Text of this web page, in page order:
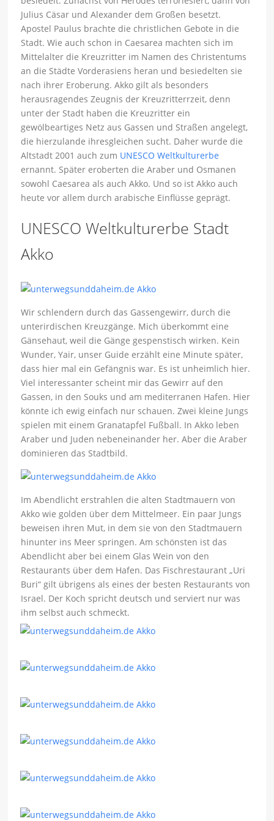
Julius Cäsar und Alexander dem Großen besetzt.
Apostel Paulus brachte die christlichen Gebote in die
Stadt. Wie auch schon in Caesarea machten sich im
Mittelalter die Kreuzritter im Namen des Christentums
an die Städte Vorderasiens heran und besiedelten sie
nach ihrer Eroberung. Akko gilt als besonders
herausragendes Zeugnis der Kreuzritterrzeit, denn
unter der Stadt haben die Kreuzritter ein
gewölbeartiges Netz aus Gassen und Straßen angelegt,
die hierzulande ihresgleichen sucht. Daher wurde die
Altstadt 2001 auch zum UNESCO Weltkulturerbe
ernannt. Später eroberten die Araber und Osmanen
sowohl Caesarea als auch Akko. Und so ist Akko auch
heute vor allem durch arabische Einflüsse geprägt.
UNESCO Weltkulturerbe Stadt
Akko
Wir schlendern durch das Gassengewirr, durch die
unterirdischen Kreuzgänge. Mich überkommt eine
Gänsehaut, weil die Gänge gespenstisch wirken. Kein
Wunder, Yair, unser Guide erzählt eine Minute später,
dass hier mal ein Gefängnis war. Es ist unheimlich hier.
Viel interessanter scheint mir das Gewirr auf den
Gassen, in den Souks und am mediterranen Hafen. Hier
könnte ich ewig einfach nur schauen. Zwei kleine Jungs
spielen mit einem Granatapfel Fußball. In Akko leben
Araber und Juden nebeneinander her. Aber die Araber
dominieren das Stadtbild.
Im Abendlicht erstrahlen die alten Stadtmauern von
Akko wie golden über dem Mittelmeer. Ein paar Jungs
beweisen ihren Mut, in dem sie von den Stadtmauern
hinunter ins Meer springen. Am schönsten ist das
Abendlicht aber bei einem Glas Wein von den
Restaurants über dem Hafen. Das Fischrestaurant „Uri
Buri“ gilt übrigens als eines der besten Restaurants von
Israel. Der Koch spricht deutsch und serviert nur was
ihm selbst auch schmeckt.